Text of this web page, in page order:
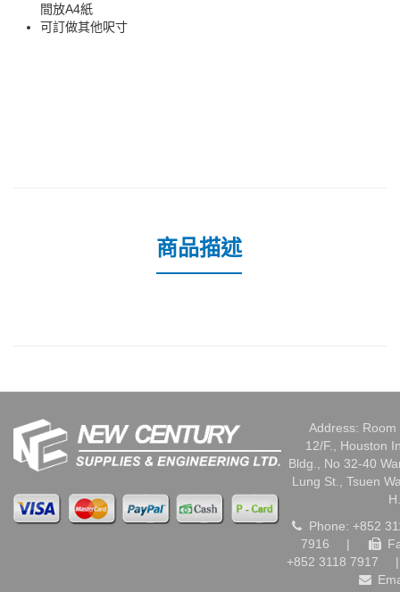
間放A4紙
可訂做其他呎寸
商品描述
Address: Room
12/F., Houston
Bldg., No 32-40
Lung St., Tsuen
Phone: +852
7916
|
+852 3118 7917
|